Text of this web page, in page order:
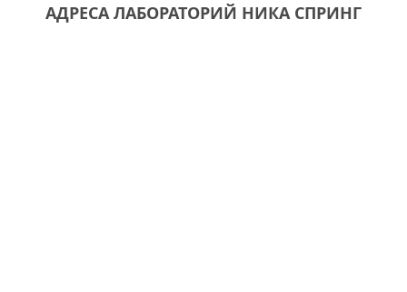
АДРЕСА ЛАБОРАТОРИЙ НИКА СПРИНГ